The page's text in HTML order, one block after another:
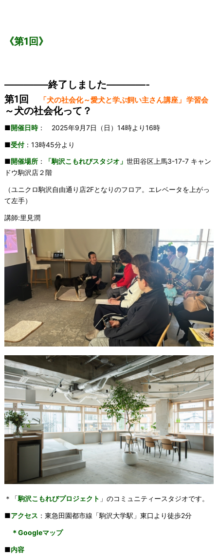
《第1回》
————–終了しました————-
第1回
「犬の社会化～愛犬と学ぶ飼い主さん講座」 学習会
～犬の社会化って？
■開催日時： 2025年9月7日（日）14時より16時
■受付：13時45分より
■開催場所： 「駒沢こもれびスタジオ」 世田谷区上馬3-17-7 キャン
ドウ駒沢店２階
（ユニクロ駒沢自由通り店2Fとなりのフロア。エレベータを上がっ
て左手）
講師:里見潤
＊「駒沢こもれびプロジェクト 」のコミュニティースタジオです。
■アクセス ：東急田園都市線「駒沢大学駅」東口より徒歩2分
＊Googleマップ
■内容